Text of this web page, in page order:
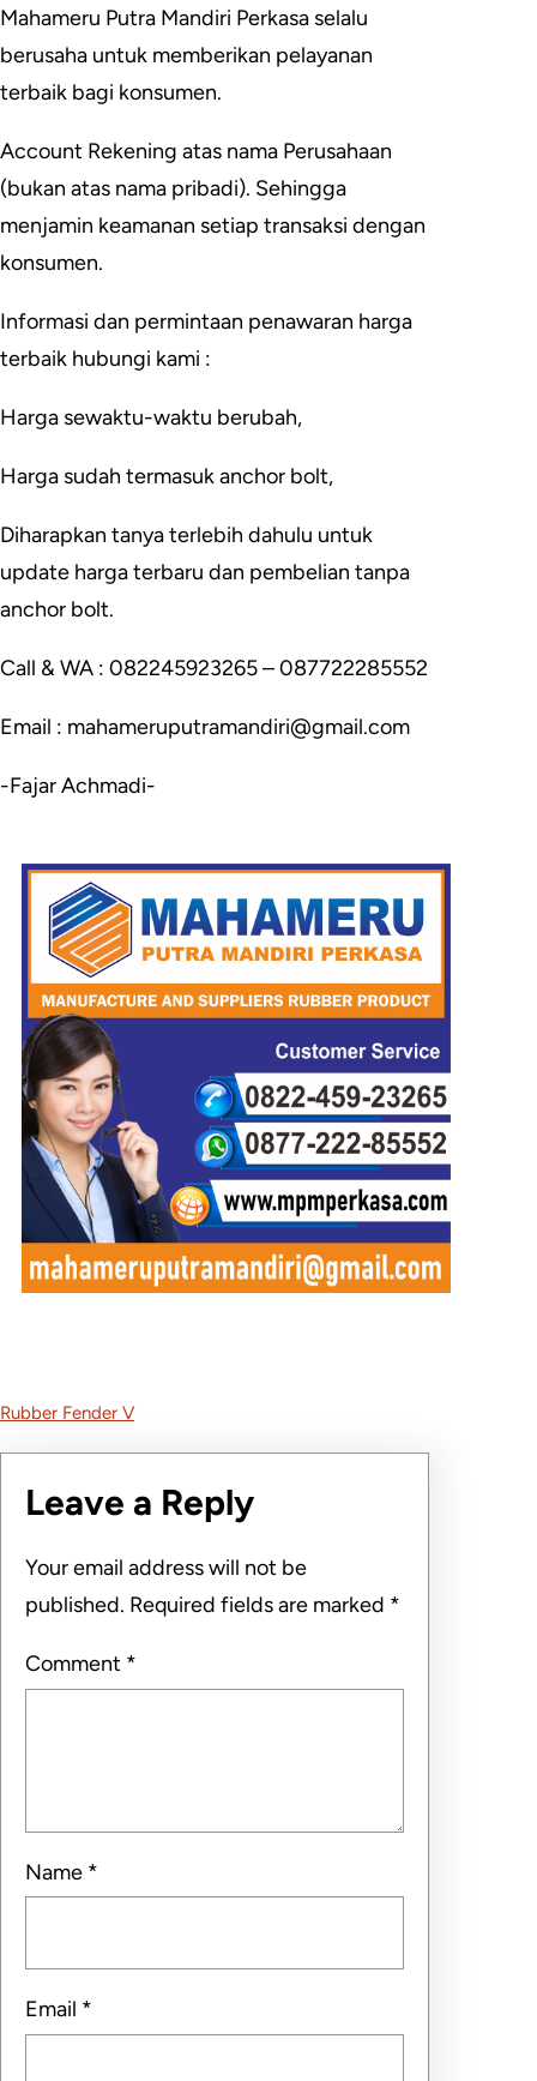
Mahameru Putra Mandiri Perkasa selalu
berusaha untuk memberikan pelayanan
terbaik bagi konsumen.
Account Rekening atas nama Perusahaan
(bukan atas nama pribadi). Sehingga
menjamin keamanan setiap transaksi dengan
konsumen.
Informasi dan permintaan penawaran harga
terbaik hubungi kami :
Harga sewaktu-waktu berubah,
Harga sudah termasuk anchor bolt,
Diharapkan tanya terlebih dahulu untuk
update harga terbaru dan pembelian tanpa
anchor bolt.
Call & WA : 082245923265 – 087722285552
Email : mahameruputramandiri@gmail.com
-Fajar Achmadi-
Rubber Fender V
Leave a Reply
Your email address will not be
published. Required fields are marked *
Comment *
Name *
Email *